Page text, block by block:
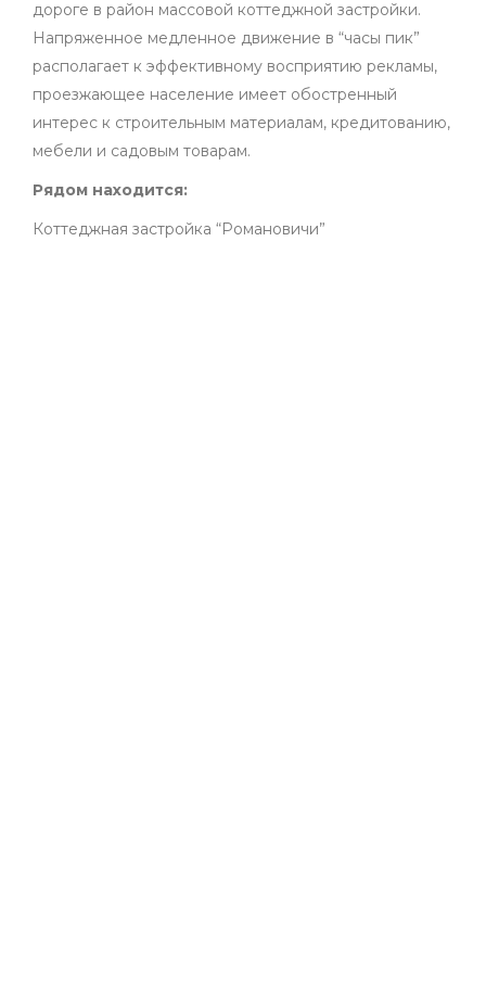
дороге в район массовой коттеджной застройки.
Напряженное медленное движение в “часы пик”
располагает к эффективному восприятию рекламы,
проезжающее население имеет обостренный
интерес к строительным материалам, кредитованию,
мебели и садовым товарам.
Рядом находится:
Коттеджная застройка “Романовичи”